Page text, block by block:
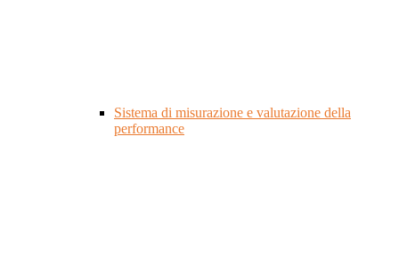
Sistema di misurazione e valutazione della
performance